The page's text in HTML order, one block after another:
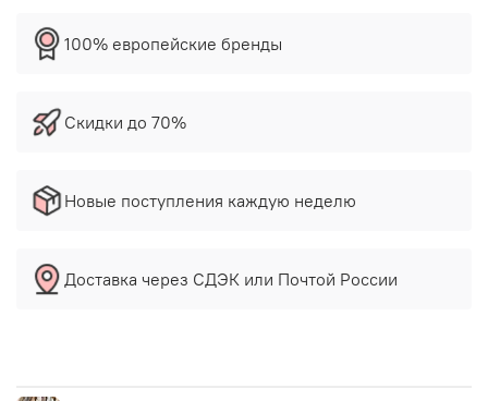
100% европейские бренды
Скидки до 70%
Новые поступления каждую неделю
Доставка через СДЭК или Почтой России